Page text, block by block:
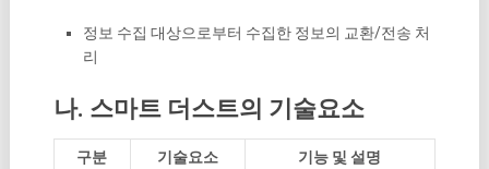
정보 수집 대상으로부터 수집한 정보의 교환/전송 처
리
나. 스마트 더스트의 기술요소
구분 기술요소 기능 및 설명